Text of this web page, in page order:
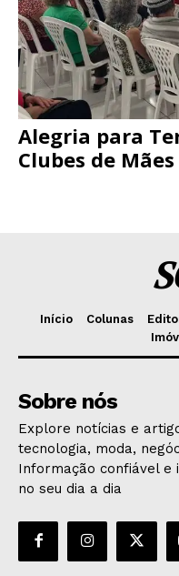
Alegria para
Clubes de
Início Colunas
Sobre nós
Explore notícias e
tecnologia, moda,
Informação confiável e
no seu dia a dia